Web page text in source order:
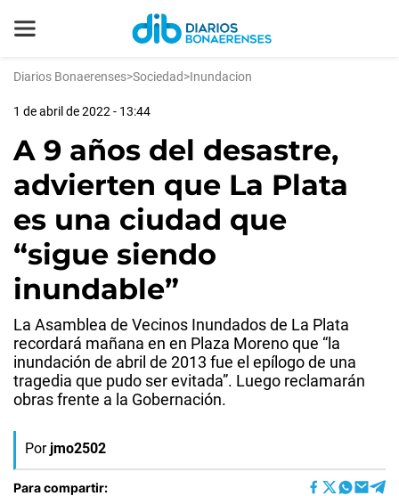
Diarios Bonaerenses>Sociedad>Inundacion
1 de abril de 2022 - 13:44
A 9 años del desastre,
advierten que La Plata
es una ciudad que
“sigue siendo
inundable”
La Asamblea de Vecinos Inundados de La Plata
recordará mañana en en Plaza Moreno que “la
inundación de abril de 2013 fue el epílogo de una
tragedia que pudo ser evitada”. Luego reclamarán
obras frente a la Gobernación.
Por jmo2502
Para compartir: